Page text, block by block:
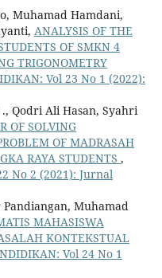
Muhamad Hamdani,
ANALYSIS OF THE
OF SMKN 4
TRIGONOMETRY
Vol 23 No 1 (2022):
Qodri Ali Hasan, Syahri
OF SOLVING
OF MADRASAH
RAYA STUDENTS ,
No 2 (2021): Jurnal
Muhamad
MAHASISWA
KONTEKSTUAL
Vol 24 No 1